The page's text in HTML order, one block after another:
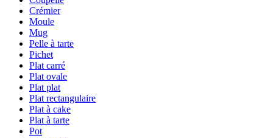
Crémier
Moule
Mug
Pelle à tarte
Pichet
Plat carré
Plat ovale
Plat plat
Plat rectangulaire
Plat à cake
Plat à tarte
Pot